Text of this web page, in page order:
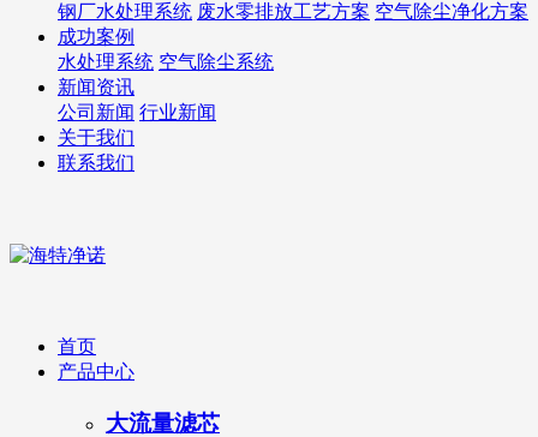
钢厂水处理系统 废水零排放工艺方案 空气除尘净化方案
成功案例
水处理系统 空气除尘系统
新闻资讯
公司新闻 行业新闻
关于我们
联系我们
首页
产品中心
大流量滤芯